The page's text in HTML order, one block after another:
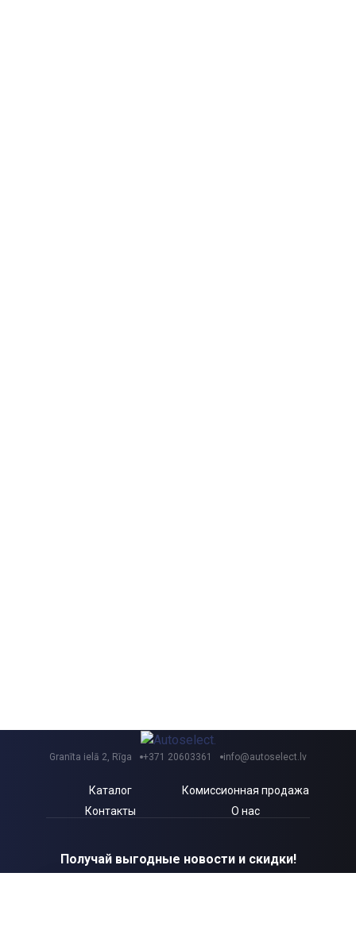
Granīta ielā 2, Rīga +371 20603361 info@autoselect.lv
Каталог
Комиссионная продажа
Контакты
О нас
Получай выгодные новости и скидки!